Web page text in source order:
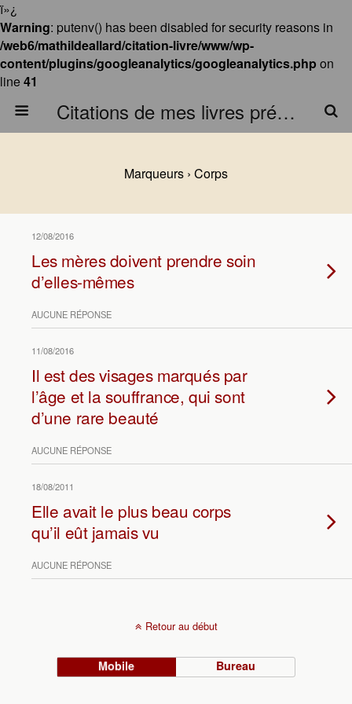
ï»¿
Warning: putenv() has been disabled for security reasons in
/web6/mathildeallard/citation-livre/www/wp-
content/plugins/googleanalytics/googleanalytics.php on
line41
Citations de mes livres préférés
Marqueurs › Corps
12/08/2016
Les mères doivent prendre soin
d’elles-mêmes
AUCUNE RÉPONSE
11/08/2016
Il est des visages marqués par
l’âge et la souffrance, qui sont
d’une rare beauté
AUCUNE RÉPONSE
18/08/2011
Elle avait le plus beau corps
qu’il eût jamais vu
AUCUNE RÉPONSE
Retour au début
Mobile Bureau